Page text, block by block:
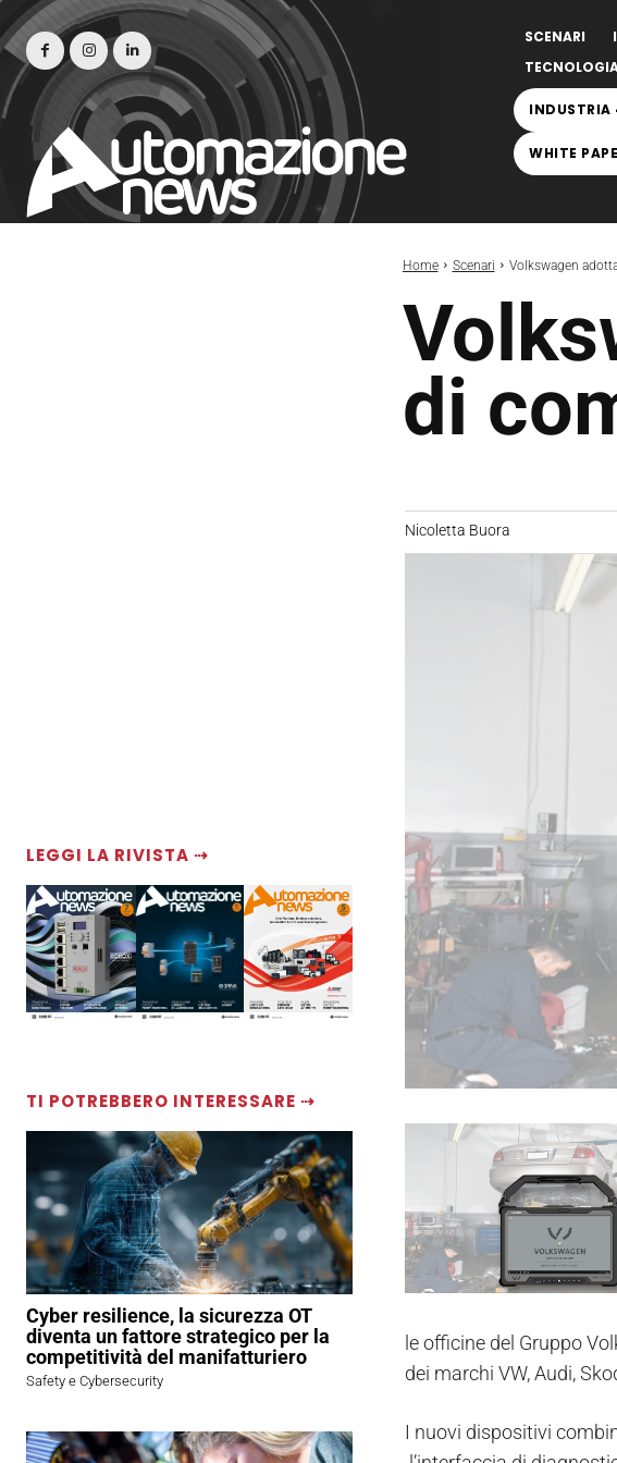
SCENARI
INDUSTRIA
WHITE
Home Scenari Volkswagen
di
LEGGI LA RIVISTA ⇢
TI POTREBBERO INTERESSARE ⇢
Cyber resilience, la sicurezza OT
diventa un fattore strategico per la
competitività del manifatturiero
Safety e Cybersecurity
Nicoletta Buora
le officine del Gruppo
dei marchi VW, Audi,
I nuovi dispositivi